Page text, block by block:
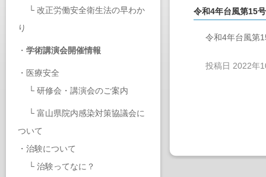
└ 改正労働安全衛生法の早わか
り
・ 学術講演会開催情報
・ 医療安全
└ 研修会・講演会のご案内
└ 富山県院内感染対策協議会に
ついて
・ 治験について
└ 治験ってなに？
令和4年台風第15
令和4年台風第
投稿日 2022年